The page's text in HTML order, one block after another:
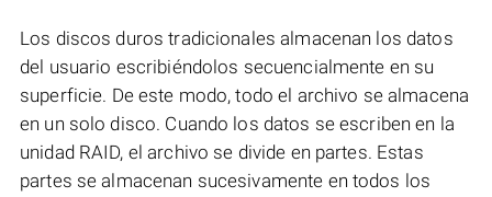
Los discos duros tradicionales almacenan los datos
del usuario escribiéndolos secuencialmente en su
superficie. De este modo, todo el archivo se almacena
en un solo disco. Cuando los datos se escriben en la
unidad RAID, el archivo se divide en partes. Estas
partes se almacenan sucesivamente en todos los